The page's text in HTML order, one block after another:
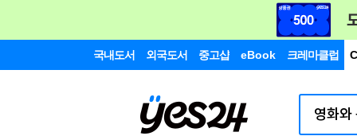
국내도서 외국도서 중고샵 eBook 크레마클럽